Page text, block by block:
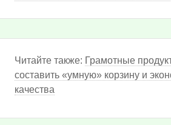
Читайте также: Грамотные
составить «умную» корзину и
качества